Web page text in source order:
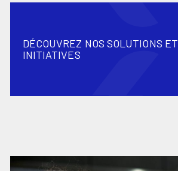
DÉCOUVREZ NOS SOLUTIONS ET
INITIATIVES